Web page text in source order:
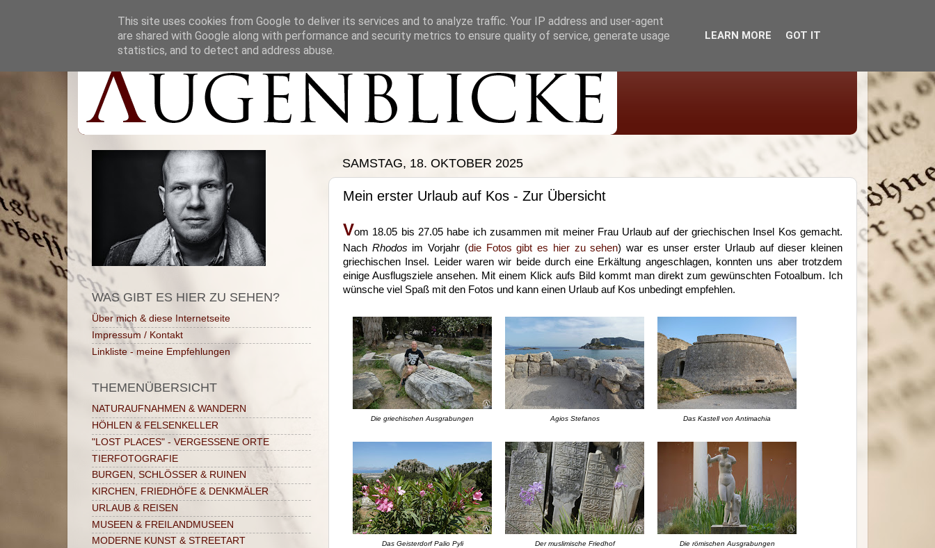
SAMSTAG, 18. OKTOBER 2025
Mein erster Urlaub auf Kos - Zur Übersicht
Vom 18.05 bis 27.05 habe ich zusammen mit meiner Frau Urlaub auf der griechischen Insel Kos gemacht.
Nach Rhodos im Vorjahr (die Fotos gibt es hier zu sehen) war es unser erster Urlaub auf dieser kleinen
griechischen Insel. Leider waren wir beide durch eine Erkältung angeschlagen, konnten uns aber trotzdem
einige Ausflugsziele ansehen. Mit einem Klick aufs Bild kommt man direkt zum gewünschten Fotoalbum. Ich
wünsche viel Spaß mit den Fotos und kann einen Urlaub auf Kos unbedingt empfehlen.
Die griechischen Ausgrabungen Agios Stefanos Das Kastell von Antimachia
Das Geisterdorf Palio Pyli Der muslimische Friedhof Die römischen Ausgrabungen
WAS GIBT ES HIER ZU SEHEN?
Über mich & diese Internetseite
Impressum / Kontakt
Linkliste - meine Empfehlungen
THEMENÜBERSICHT
NATURAUFNAHMEN & WANDERN
HÖHLEN & FELSENKELLER
"LOST PLACES" - VERGESSENE ORTE
TIERFOTOGRAFIE
BURGEN, SCHLÖSSER & RUINEN
KIRCHEN, FRIEDHÖFE & DENKMÄLER
URLAUB & REISEN
MUSEEN & FREILANDMUSEEN
MODERNE KUNST & STREETART
This site uses cookies from Google to deliver its services and to analyze traffic. Your IP address and user-agent
are shared with Google along with performance and security metrics to ensure quality of service, generate usage
statistics, and to detect and address abuse.
LEARN MORE GOT IT